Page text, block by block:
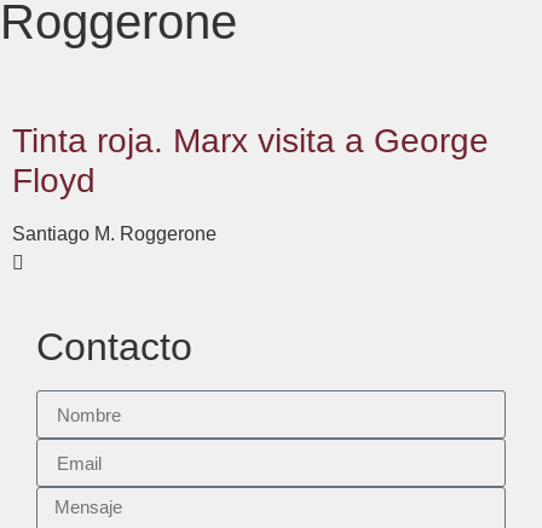
Roggerone
Tinta roja. Marx visita a George
Floyd
Santiago M. Roggerone
Contacto